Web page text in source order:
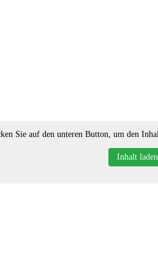
Sie auf den unteren Button, um den
Inhalt laden